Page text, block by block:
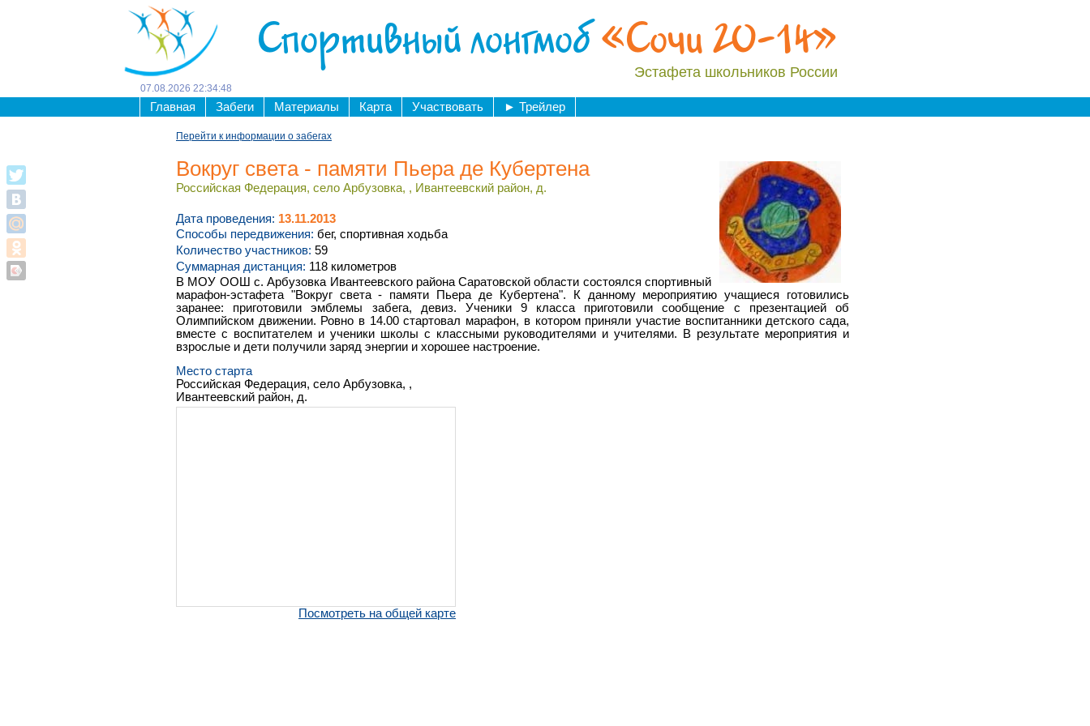
Спортивный лонгмоб«Сочи 20-14»
Эстафета школьников России
07 08 2026 22:34:48
Главная Забеги Материалы Карта Участвовать ► Трейлер
Перейти к информации о забегах
Вокруг света - памяти Пьера де Кубертена
Российская Федерация, село Арбузовка, , Ивантеевский район, д.
Дата проведения: 13.11.2013
Способы передвижения: бег, спортивная ходьба
Количество участников: 59
Суммарная дистанция: 118 километров
В МОУ ООШ с. Арбузовка Ивантеевского района Саратовской области состоялся спортивный
марафон-эстафета "Вокруг света - памяти Пьера де Кубертена". К данному мероприятию учащиеся готовились
заранее: приготовили эмблемы забега, девиз. Ученики 9 класса приготовили сообщение с презентацией об
Олимпийском движении. Ровно в 14.00 стартовал марафон, в котором приняли участие воспитанники детского сада,
вместе с воспитателем и ученики школы с классными руководителями и учителями. В результате мероприятия и
взрослые и дети получили заряд энергии и хорошее настроение.
Место старта
Российская Федерация, село Арбузовка, ,
Ивантеевский район, д.
Посмотреть на общей карте